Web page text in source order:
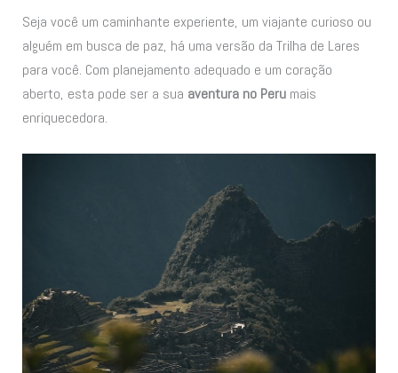
Seja você um caminhante experiente, um viajante curioso ou
alguém em busca de paz, há uma versão da Trilha de Lares
para você. Com planejamento adequado e um coração
aberto, esta pode ser a sua aventura no Peru mais
enriquecedora.